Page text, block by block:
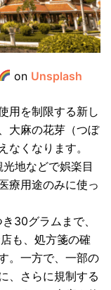
on Unsplash
用を制限する新し
大麻の花芽（つぼ
なくなります。
地などで娯楽目
療用途のみに使っ
30グラムまで、
も、処方箋の確
。一方で、一部の
、さらに規制する